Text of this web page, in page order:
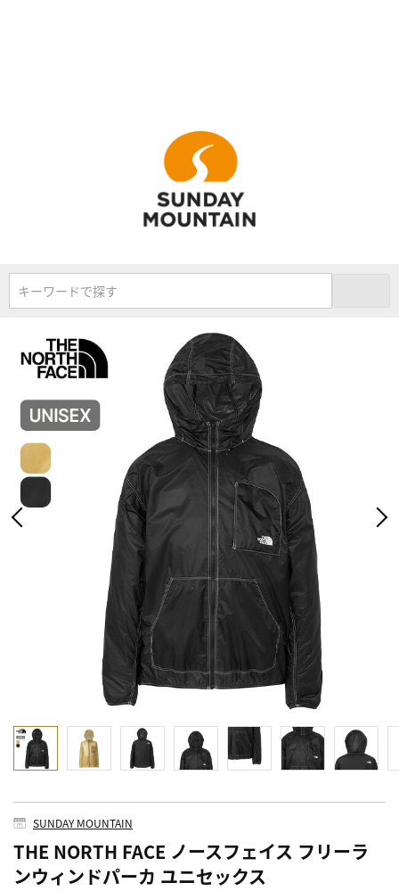
キーワードで探す
SUNDAY MOUNTAIN
THE NORTH FACE ノースフェイス フリーラ
ンウィンドパーカ ユニセックス